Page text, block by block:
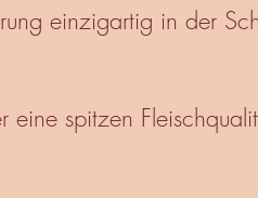
einzigartig in der
spitzen